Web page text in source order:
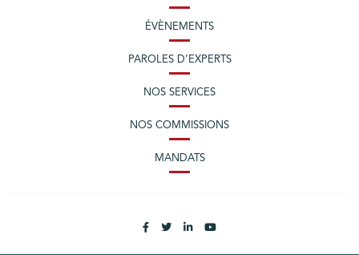
ÉVÈNEMENTS
PAROLES D’EXPERTS
NOS SERVICES
NOS COMMISSIONS
MANDATS